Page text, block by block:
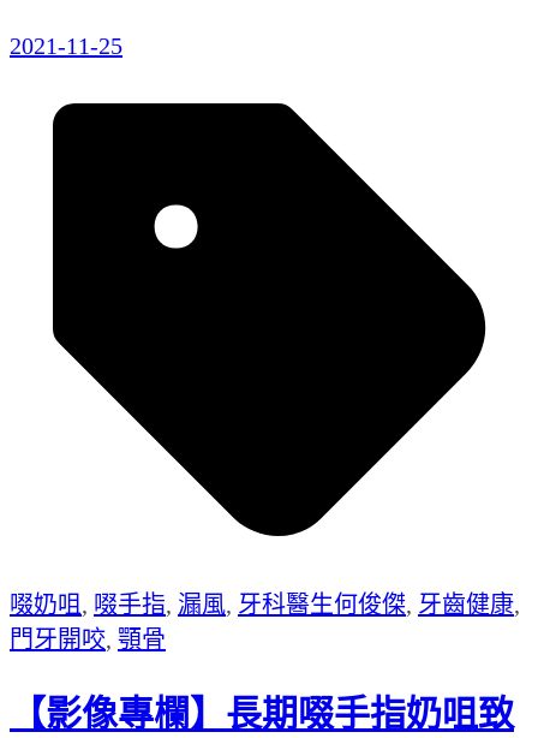
2021-11-25
啜奶咀 , 啜手指, 漏風, 牙科醫生何俊傑, 牙齒健康,
門牙開咬, 顎骨
【影像專欄】長期啜手指奶咀致